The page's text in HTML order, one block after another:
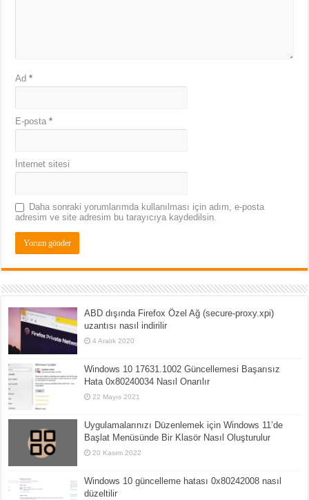
Ad*
E-posta*
İnternet sitesi
Daha sonraki yorumlarımda kullanılması için adım, e-posta
adresim ve site adresim bu tarayıcıya kaydedilsin.
ABD dışında Firefox Özel Ağ (secure-proxy.xpi)
uzantısı nasıl indirilir
4 Aralık 2020
Windows 10 17631.1002 Güncellemesi Başarısız
Hata 0x80240034 Nasıl Onarılır
22 Mayıs 2021
Uygulamalarınızı Düzenlemek için Windows 11’de
Başlat Menüsünde Bir Klasör Nasıl Oluşturulur
20 Kasım 2022
Windows 10 güncelleme hatası 0x80242008 nasıl
düzeltilir